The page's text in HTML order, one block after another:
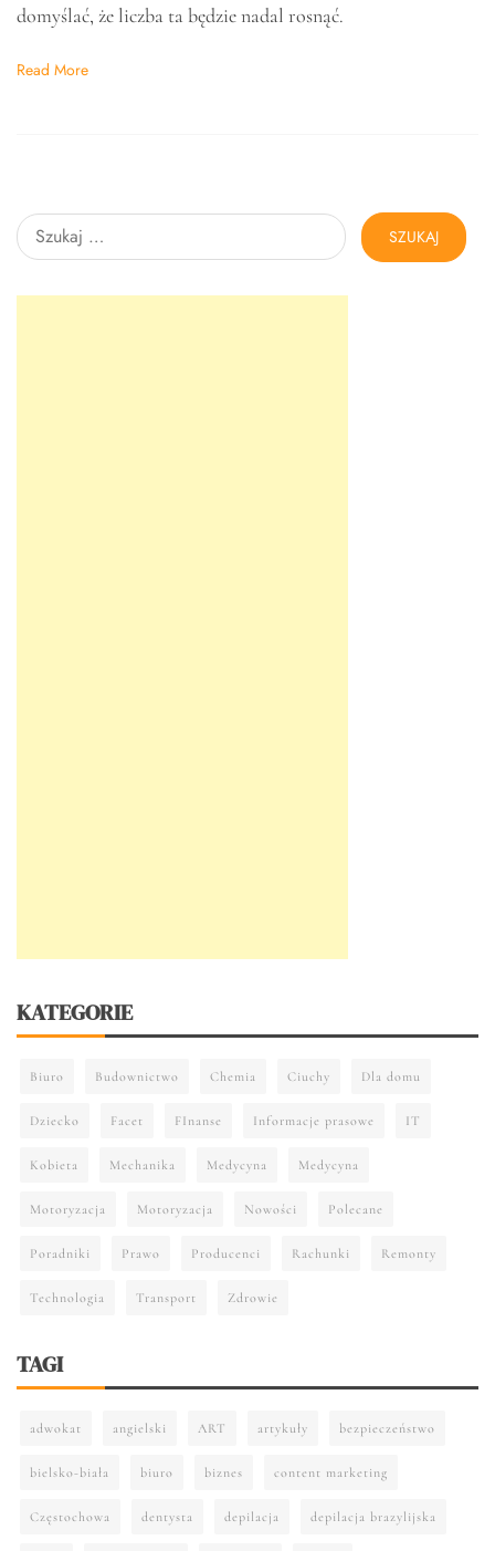
domyślać, że liczba ta będzie nadal rosnąć.
Read More
Szukaj:
KATEGORIE
Biuro Budownictwo Chemia Ciuchy Dla domu
Dziecko Facet FInanse Informacje prasowe IT
Kobieta Mechanika Medycyna Medycyna
Motoryzacja Motoryzacja Nowości Polecane
Poradniki Prawo Producenci Rachunki Remonty
Technologia Transport Zdrowie
TAGI
adwokat angielski ART artykuły bezpieczeństwo
bielsko-biała biuro biznes content marketing
Częstochowa dentysta depilacja depilacja brazylijska